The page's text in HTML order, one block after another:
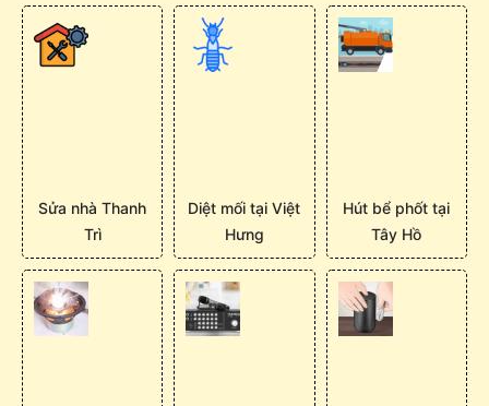
Sửa nhà Thanh
Trì
Diệt mối tại Việt
Hưng
Hút bể phốt tại
Tây Hồ